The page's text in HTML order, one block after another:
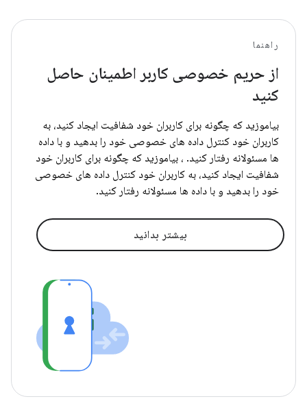
راهنما
از حریم خصوصی کاربر اطمینان حاصل
کنید
بیاموزید که چگونه برای کاربران خود شفافیت ایجاد کنید، به
کاربران خود کنترل داده های خصوصی خود را بدهید و با داده
ها مسئولانه رفتار کنید. ، بیاموزید که چگونه برای کاربران خود
شفافیت ایجاد کنید، به کاربران خود کنترل داده های خصوصی
خود را بدهید و با داده ها مسئولانه رفتار کنید.
بیشتر بدانید